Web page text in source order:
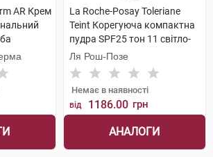
AR Крем
La Roche-Posay Toleriane
Teint Корегуюча компактна
пудра SPF25 тон 11 світло-
бежевий 9,5 г 1 шт
Ля Рош-Позе
Немає в наявності
від 1186.00 грн
АНАЛОГИ